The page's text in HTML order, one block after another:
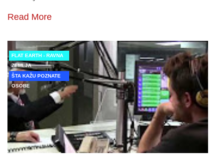
Read More
FLAT EARTH - RAVNA
ZEMLJA
ŠTA KAŽU POZNATE
OSOBE